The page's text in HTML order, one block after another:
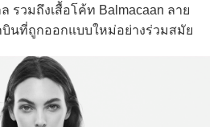
รวมถึงเสื้อโค้ท Balmacaan ลาย
บินที่ถูกออกแบบใหม่อย่างร่วมสมัย